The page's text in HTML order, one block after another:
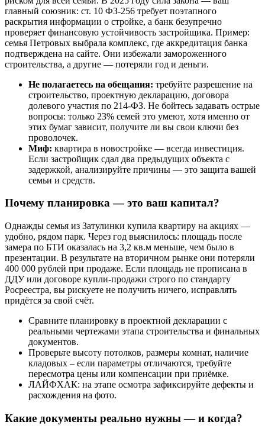
главный союзник: ст. 10 ФЗ-256 требует поэтапного
раскрытия информации о стройке, а банк безупречно
проверяет финансовую устойчивость застройщика. Пример:
семья Петровых выбрала комплекс, где аккредитация банка
подтверждена на сайте. Они избежали замороженного
строительства, а другие — потеряли год и деньги.
Не полагаетесь на обещания: требуйте разрешение на
строительство, проектную декларацию, договора
долевого участия по 214-ФЗ. Не бойтесь задавать острые
вопросы: только 23% семей это умеют, хотя именно от
этих бумаг зависит, получите ли вы свои ключи без
проволочек.
Миф: квартира в новостройке — всегда инвестиция.
Если застройщик сдал два предыдущих объекта с
задержкой, анализируйте причины — это защита вашей
семьи и средств.
Почему планировка — это ваш капитал?
Однажды семья из Затулинки купила квартиру на акциях —
удобно, рядом парк. Через год выяснилось: площадь после
замера по БТИ оказалась на 3,2 кв.м меньше, чем было в
презентации. В результате на вторичном рынке они потеряли
400 000 рублей при продаже. Если площадь не прописана в
ДДУ или договоре купли-продажи строго по стандарту
Росреестра, вы рискуете не получить ничего, исправлять
придётся за свой счёт.
Сравните планировку в проектной декларации с
реальными чертежами этапа строительства и финальных
документов.
Проверьте высоту потолков, размеры комнат, наличие
кладовых – если параметры отличаются, требуйте
пересмотра цены или компенсации при приёмке.
ЛАЙФХАК: на этапе осмотра зафиксируйте дефекты и
расхождения на фото.
Какие документы реально нужны — и когда?